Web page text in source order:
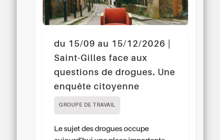
du 15/09 au 15/12/2026 |
Saint-Gilles face aux
questions de drogues. Une
enquête citoyenne
GROUPE DE TRAVAIL
Le sujet des drogues occupe